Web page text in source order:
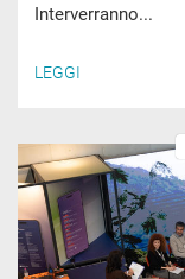
Interverranno...
LEGGI